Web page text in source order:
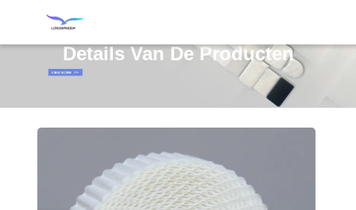
Details Van De Producten